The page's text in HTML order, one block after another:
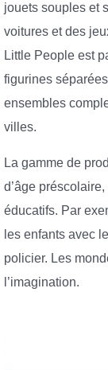
jouets souples et
voitures et des
Little People est
figurines
ensembles
villes.
La gamme de
d’âge
éducatifs. Par
les enfants avec
policier. Les
l’imagination.